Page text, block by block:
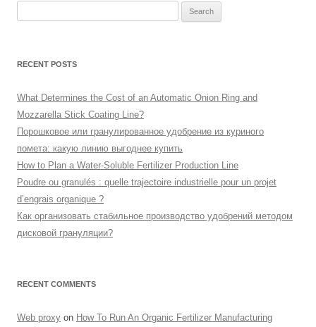
RECENT POSTS
What Determines the Cost of an Automatic Onion Ring and
Mozzarella Stick Coating Line?
Порошковое или гранулированное удобрение из куриного
помета: какую линию выгоднее купить
How to Plan a Water-Soluble Fertilizer Production Line
Poudre ou granulés : quelle trajectoire industrielle pour un projet
d’engrais organique ?
Как организовать стабильное производство удобрений методом
дисковой грануляции?
RECENT COMMENTS
Web proxy on How To Run An Organic Fertilizer Manufacturing